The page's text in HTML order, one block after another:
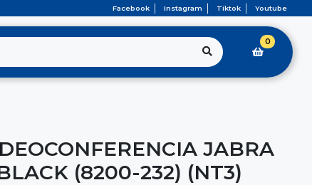
Facebook Instagram Tiktok Youtube
0
JABRA
(8200-232) (NT3)